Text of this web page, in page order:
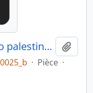
Canzoni di lotta del Popolo palestinense Marcel Kalifè Al Mayadine - Face B
· Pièce ·